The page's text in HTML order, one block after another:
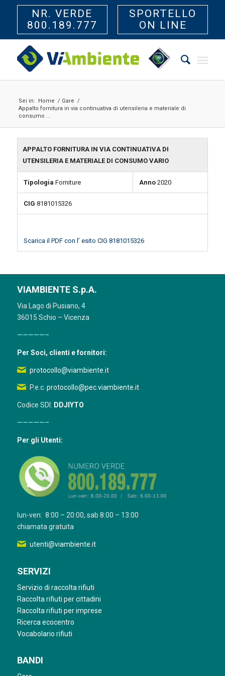
NR. VERDE
800.189.777
SPORTELLO
ON LINE
Sei in: Home / Gare /
Appalto fornitura in via continuativa di utensileria e materiale di
consumo ...
APPALTO FORNITURA IN VIA CONTINUATIVA DI
UTENSILERIA E MATERIALE DI CONSUMO VARIO
Tipologia Forniture Anno2020
CIG 8181015326
Scarica il PDF con l’ esito CIG 8181015326
VIAMBIENTE S.p.A.
Via Lago di Pusiano, 4
36015 Schio – Vicenza
—————–
Per Soci, clienti e fornitori:
protocollo@viambiente.it
P.e.c. protocollo@pec.viambiente.it
Codice SDI: DDJIYTO
—————–
Per gli Utenti:
lun-ven: 8:00 – 20:00, sab 8:00 – 13:00
chiamata gratuita
utenti@viambiente.it
SERVIZI
Servizio di raccolta rifiuti
Raccolta rifiuti per cittadini
Raccolta rifiuti per imprese
Ricerca ecocentro
Vocabolario rifiuti
BANDI